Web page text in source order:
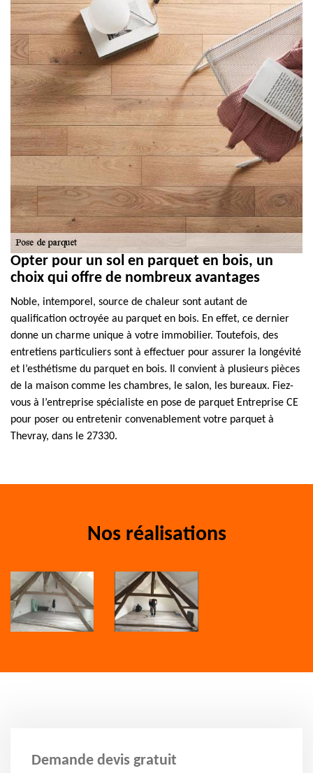
Opter pour un sol en parquet en bois, un
choix qui offre de nombreux avantages
Noble, intemporel, source de chaleur sont autant de
qualification octroyée au parquet en bois. En effet, ce dernier
donne un charme unique à votre immobilier. Toutefois, des
entretiens particuliers sont à effectuer pour assurer la longévité
et l’esthétisme du parquet en bois. Il convient à plusieurs pièces
de la maison comme les chambres, le salon, les bureaux. Fiez-
vous à l’entreprise spécialiste en pose de parquet Entreprise CE
pour poser ou entretenir convenablement votre parquet à
Thevray, dans le 27330.
Nos réalisations
Demande devis gratuit